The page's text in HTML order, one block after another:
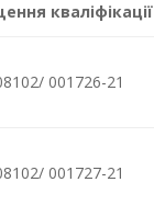
кваліфікації
001726-21
001727-21